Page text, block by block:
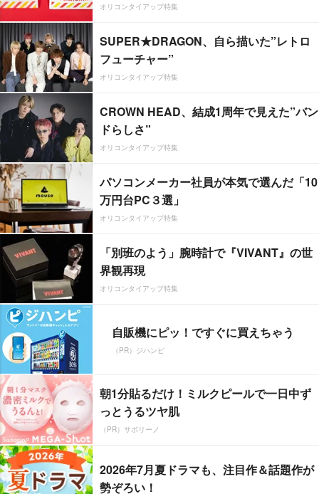
オリコンタイアップ特集
SUPER★DRAGON、自ら描いた”レトロ
フューチャー”
オリコンタイアップ特集
CROWN HEAD、結成1周年で見えた”バン
ドらしさ”
オリコンタイアップ特集
パソコンメーカー社員が本気で選んだ「10
万円台PC３選」
オリコンタイアップ特集
「別班のよう」腕時計で『VIVANT』の世
界観再現
オリコンタイアップ特集
自販機にピッ！ですぐに買えちゃう
（PR）ジハンピ
朝1分貼るだけ！ミルクピールで一日中ず
っとうるツヤ肌
（PR）サボリーノ
2026年7月夏ドラマも、注目作＆話題作が
勢ぞろい！